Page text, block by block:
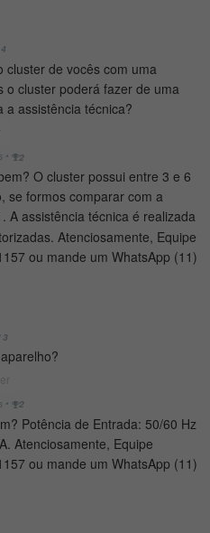
4
cluster de vocês com uma
o cluster poderá fazer de uma
a assistência técnica?
• 2
O cluster possui entre 3 e 6
se formos comparar com a
A assistência técnica é realizada
Atenciosamente, Equipe
ou mande um WhatsApp (11)
3
• 2
Potência de Entrada: 50/60 Hz
Atenciosamente, Equipe
ou mande um WhatsApp (11)